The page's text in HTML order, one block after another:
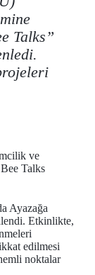
Talks”
ve
Talks
Ayazağa
Etkinlikte,
edilmesi
noktalar